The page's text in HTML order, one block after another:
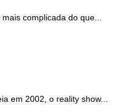
complicada do que...
em 2002, o reality show...